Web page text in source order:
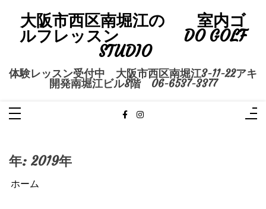
大阪市西区南堀江の 室内ゴ
ルフレッスン DO GOLF
STUDIO
体験レッスン受付中 大阪市西区南堀江3-11-22アキ
開発南堀江ビル8階 06-6537-3377
年: 2019年
ホーム